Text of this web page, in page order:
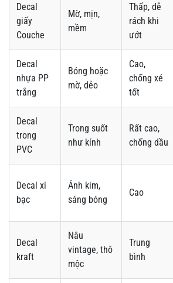
Decal
giấy
Couche
Mờ, mịn,
mềm
Thấp, dễ
rách khi
ướt
Decal
nhựa PP
trắng
Bóng hoặc
mờ, dẻo
Cao,
chống xé
tốt
Decal
trong
PVC
Trong suốt
như kính
Rất cao,
chống dầu
Decal xi
bạc
Ánh kim,
sáng bóng
Cao
Decal
kraft
Nâu
vintage, thô
mộc
Trung
bình